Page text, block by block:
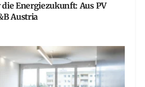
Energiezukunft: Aus PV
Austria